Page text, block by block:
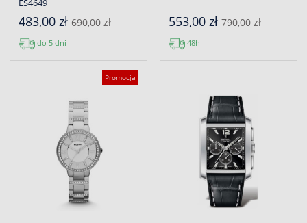
ES4649
483,00 zł 690,00 zł
do 5 dni
553,00 zł 790,00 zł
48h
Promocja